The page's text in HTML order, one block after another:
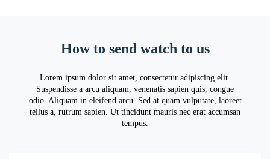
How to send watch to us
Lorem ipsum dolor sit amet, consectetur adipiscing elit.
Suspendisse a arcu aliquam, venenatis sapien quis, congue
odio. Aliquam in eleifend arcu. Sed at quam vulputate, laoreet
tellus a, rutrum sapien. Ut tincidunt mauris nec erat accumsan
tempus.